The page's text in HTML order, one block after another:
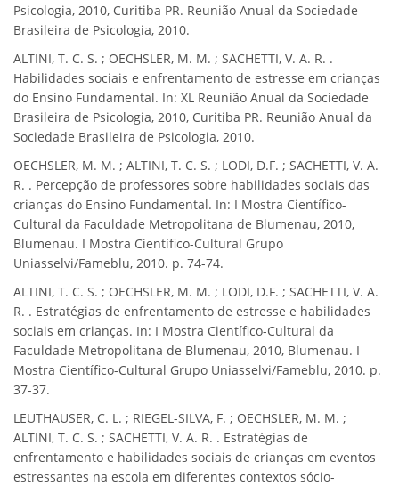
Psicologia, 2010, Curitiba PR. Reunião Anual da Sociedade
Brasileira de Psicologia, 2010.
ALTINI, T. C. S. ; OECHSLER, M. M. ; SACHETTI, V. A. R. .
Habilidades sociais e enfrentamento de estresse em crianças
do Ensino Fundamental. In: XL Reunião Anual da Sociedade
Brasileira de Psicologia, 2010, Curitiba PR. Reunião Anual da
Sociedade Brasileira de Psicologia, 2010.
OECHSLER, M. M. ; ALTINI, T. C. S. ; LODI, D.F. ; SACHETTI, V. A.
R. . Percepção de professores sobre habilidades sociais das
crianças do Ensino Fundamental. In: I Mostra Científico-
Cultural da Faculdade Metropolitana de Blumenau, 2010,
Blumenau. I Mostra Científico-Cultural Grupo
Uniasselvi/Fameblu, 2010. p. 74-74.
ALTINI, T. C. S. ; OECHSLER, M. M. ; LODI, D.F. ; SACHETTI, V. A.
R. . Estratégias de enfrentamento de estresse e habilidades
sociais em crianças. In: I Mostra Científico-Cultural da
Faculdade Metropolitana de Blumenau, 2010, Blumenau. I
Mostra Científico-Cultural Grupo Uniasselvi/Fameblu, 2010. p.
37-37.
LEUTHAUSER, C. L. ; RIEGEL-SILVA, F. ; OECHSLER, M. M. ;
ALTINI, T. C. S. ; SACHETTI, V. A. R. . Estratégias de
enfrentamento e habilidades sociais de crianças em eventos
estressantes na escola em diferentes contextos sócio-